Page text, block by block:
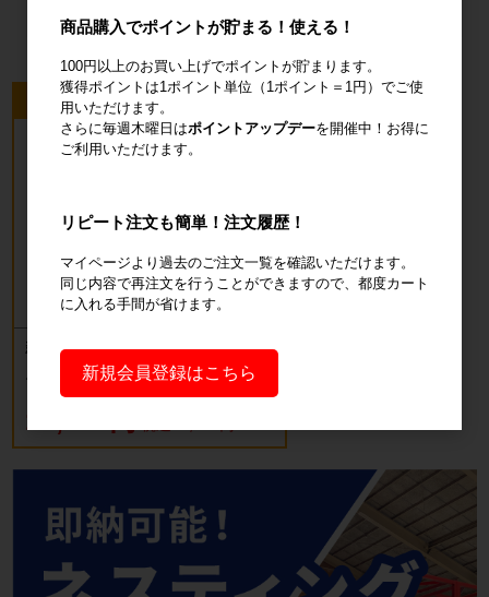
今回のピックアップ商品
新品 カゴ台車 ロールボックスパレッ
ト(樹脂底板) W850×D650×H1700mm
ブルー
商品購入でポイントが貯まる！使える！
100円以上のお買い上げでポイントが貯まります。
獲得ポイントは1ポイント単位（1ポイント＝1円）でご使
用いただけます。
さらに毎週木曜日はポイントアップデーを開催中！お得に
ご利用いただけます。
リピート注文も簡単！注文履歴！
マイページより過去のご注文一覧を確認いただけます。
同じ内容で再注文を行うことができますので、都度カート
に入れる手間が省けます。
新規会員登録はこちら